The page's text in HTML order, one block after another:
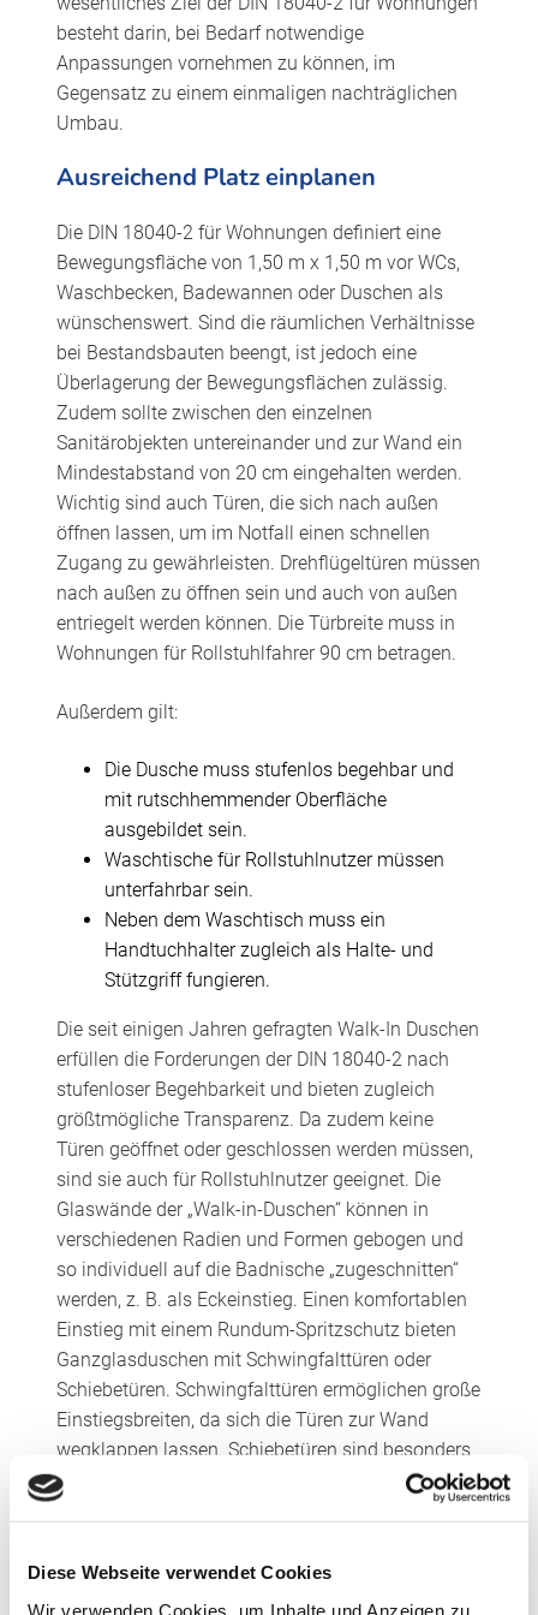
Diese Webseite verwendet Cookies
Wir verwenden Cookies, um Inhalte und Anzeigen zu
besteht darin, bei Bedarf notwendige
Anpassungen vornehmen zu können, im
Gegensatz zu einem einmaligen nachträglichen
Umbau.
Ausreichend Platz einplanen
Die DIN 18040-2 für Wohnungen definiert eine
Bewegungsfläche von 1,50 m x 1,50 m vor WCs,
Waschbecken, Badewannen oder Duschen als
wünschenswert. Sind die räumlichen Verhältnisse
bei Bestandsbauten beengt, ist jedoch eine
Überlagerung der Bewegungsflächen zulässig.
Zudem sollte zwischen den einzelnen
Sanitärobjekten untereinander und zur Wand ein
Mindestabstand von 20 cm eingehalten werden.
Wichtig sind auch Türen, die sich nach außen
öffnen lassen, um im Notfall einen schnellen
Zugang zu gewährleisten. Drehflügeltüren müssen
nach außen zu öffnen sein und auch von außen
entriegelt werden können. Die Türbreite muss in
Wohnungen für Rollstuhlfahrer 90 cm betragen.
Außerdem gilt:
Die Dusche muss stufenlos begehbar und
mit rutschhemmender Oberfläche
ausgebildet sein.
Waschtische für Rollstuhlnutzer müssen
unterfahrbar sein.
Neben dem Waschtisch muss ein
Handtuchhalter zugleich als Halte- und
Stützgriff fungieren.
Die seit einigen Jahren gefragten Walk-In Duschen
erfüllen die Forderungen der DIN 18040-2 nach
stufenloser Begehbarkeit und bieten zugleich
größtmögliche Transparenz. Da zudem keine
Türen geöffnet oder geschlossen werden müssen,
sind sie auch für Rollstuhlnutzer geeignet. Die
Glaswände der „Walk-in-Duschen“ können in
verschiedenen Radien und Formen gebogen und
so individuell auf die Badnische „zugeschnitten“
werden, z. B. als Eckeinstieg. Einen komfortablen
Einstieg mit einem Rundum-Spritzschutz bieten
Ganzglasduschen mit Schwingfalttüren oder
Schiebetüren. Schwingfalttüren ermöglichen große
Einstiegsbreiten, da sich die Türen zur Wand
wegklappen lassen. Schiebetüren sind besonders
platzsparend, weil vor der Dusche kein Raum für
+ Sohn GmbH, plädiert dafür, eine intelligente
Platzierung bodengleicher Duschen bereits so früh